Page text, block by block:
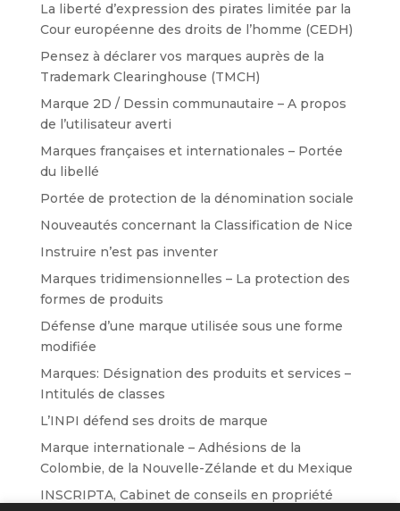
La liberté d’expression des pirates limitée par la
Cour européenne des droits de l’homme (CEDH)
Pensez à déclarer vos marques auprès de la
Trademark Clearinghouse (TMCH)
Marque 2D / Dessin communautaire – A propos
de l’utilisateur averti
Marques françaises et internationales – Portée
du libellé
Portée de protection de la dénomination sociale
Nouveautés concernant la Classification de Nice
Instruire n’est pas inventer
Marques tridimensionnelles – La protection des
formes de produits
Défense d’une marque utilisée sous une forme
modifiée
Marques: Désignation des produits et services –
Intitulés de classes
L’INPI défend ses droits de marque
Marque internationale – Adhésions de la
Colombie, de la Nouvelle-Zélande et du Mexique
INSCRIPTA, Cabinet de conseils en propriété